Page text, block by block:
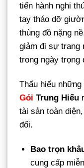
tiến hành nghi
tay tháo dỡ
thùng đồ nặng
giảm đi sự trang
trong ngày trọng
Thấu hiểu
Gói Trung Hiếu
tài sản toàn
đối.
Bao trọn
cung cấp